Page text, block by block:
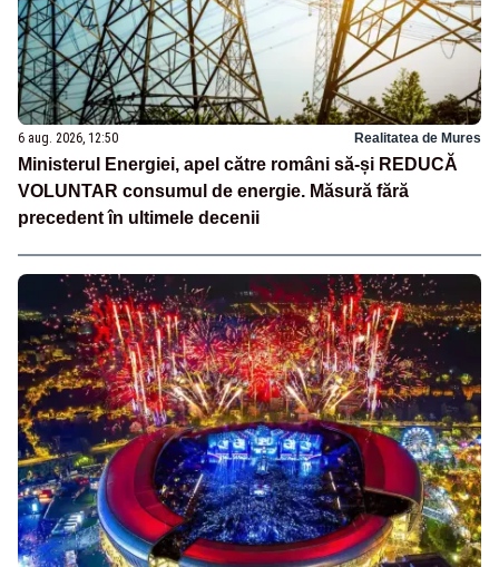
6 aug. 2026, 12:50 Realitatea de Mures
Ministerul Energiei, apel către români să-și REDUCĂ
VOLUNTAR consumul de energie. Măsură fără
precedent în ultimele decenii